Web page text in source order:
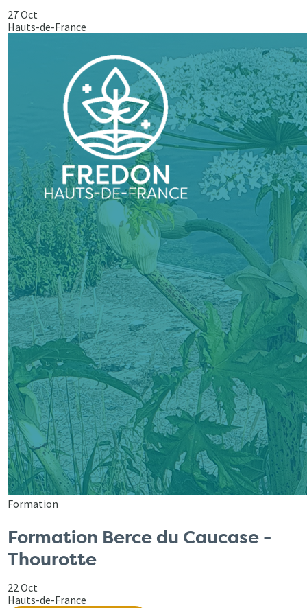
27 Oct
Hauts-de-France
Formation
Formation Berce du Caucase -
Thourotte
22 Oct
Hauts-de-France